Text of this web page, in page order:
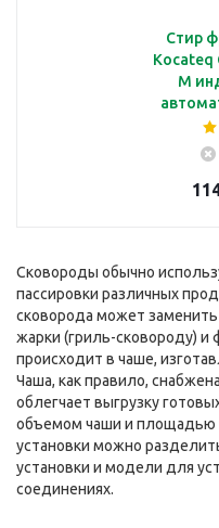
Стир
Kocateq
M
Сковороды обычно
пассировки различных
сковорода может
жарки (гриль-сковороду)
происходит в чаше,
Чаша, как правило,
облегчает выгрузку
объемом чаши и площадью
установки можно
установки и модели для
соединениях.